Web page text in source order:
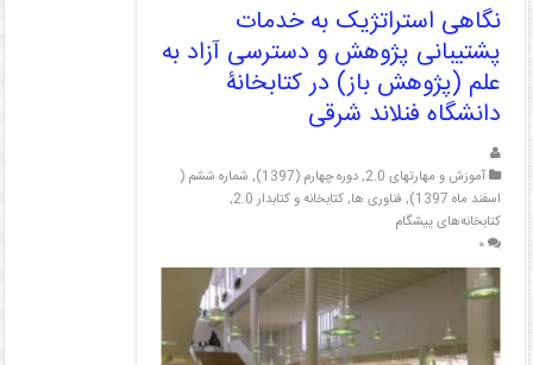
نگاهی استراتژیک به خدمات
پشتیبانی پژوهش و دسترسی آزاد به
علم (پژوهش باز) در کتابخانۀ
دانشگاه فنلاند شرقی
آموزش و مهارتهای 2.0 ,دوره چهارم (1397) , شماره ششم (
اسفند ماه 1397)
, فناوری ها,کتابخانه و کتابدار 2.0
,
کتابخانه‌های پیشگام
۰